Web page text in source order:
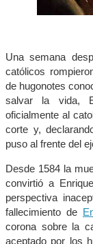
Una semana
católicos
de hugonotes
salvar la vida,
oficialmente al
corte y,
puso al frente del
Desde 1584 la
convirtió a
perspectiva
fallecimiento de
corona sobre la
aceptado por los